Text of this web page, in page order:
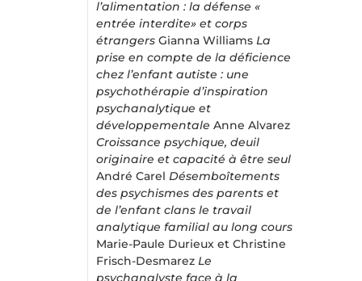
l’alimentation : la défense «
entrée interdite» et corps
étrangers Gianna Williams La
prise en compte de la déficience
chez l’enfant autiste : une
psychothérapie d’inspiration
psychanalytique et
développementale Anne Alvarez
Croissance psychique, deuil
originaire et capacité à être seul
André Carel Désemboîtements
des psychismes des parents et
de l’enfant clans le travail
analytique familial au long cours
Marie-Paule Durieux et Christine
Frisch-Desmarez Le
psychanalyste face à la